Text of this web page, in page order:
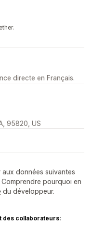
directe en Français.
95820, US
données suivantes
pourquoi en
du développeur.
des collaborateurs: